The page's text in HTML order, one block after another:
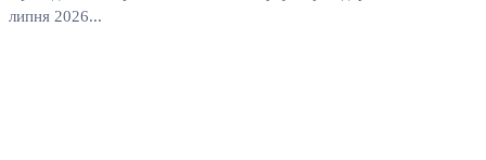
липня 2026...